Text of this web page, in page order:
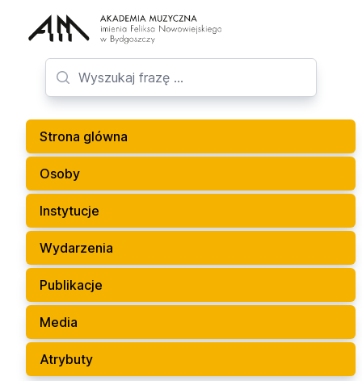
Strona glówna
Osoby
Instytucje
Wydarzenia
Publikacje
Media
Atrybuty